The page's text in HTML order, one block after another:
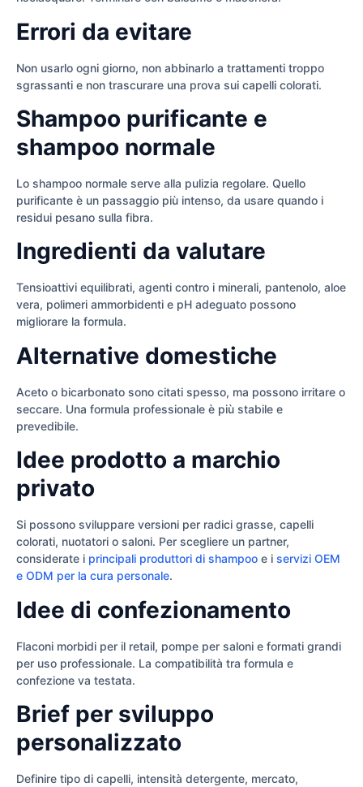
Errori da evitare
Non usarlo ogni giorno, non abbinarlo a trattamenti troppo
sgrassanti e non trascurare una prova sui capelli colorati.
Shampoo purificante e
shampoo normale
Lo shampoo normale serve alla pulizia regolare. Quello
purificante è un passaggio più intenso, da usare quando i
residui pesano sulla fibra.
Ingredienti da valutare
Tensioattivi equilibrati, agenti contro i minerali, pantenolo, aloe
vera, polimeri ammorbidenti e pH adeguato possono
migliorare la formula.
Alternative domestiche
Aceto o bicarbonato sono citati spesso, ma possono irritare o
seccare. Una formula professionale è più stabile e
prevedibile.
Idee prodotto a marchio
privato
Si possono sviluppare versioni per radici grasse, capelli
colorati, nuotatori o saloni. Per scegliere un partner,
considerate i principali produttori di shampoo e i servizi OEM
e ODM per la cura personale.
Idee di confezionamento
Flaconi morbidi per il retail, pompe per saloni e formati grandi
per uso professionale. La compatibilità tra formula e
confezione va testata.
Brief per sviluppo
personalizzato
Definire tipo di capelli, intensità detergente, mercato,